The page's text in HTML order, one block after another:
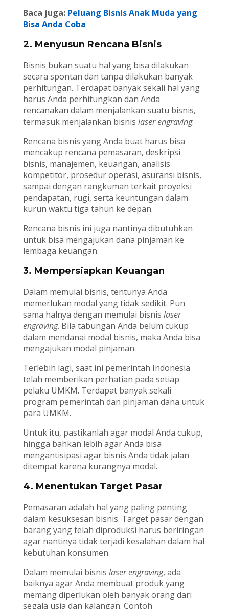
Baca juga: Peluang Bisnis Anak Muda yang
Bisa Anda Coba
2. Menyusun Rencana Bisnis
Bisnis bukan suatu hal yang bisa dilakukan
secara spontan dan tanpa dilakukan banyak
perhitungan. Terdapat banyak sekali hal yang
harus Anda perhitungkan dan Anda
rencanakan dalam menjalankan suatu bisnis,
termasuk menjalankan bisnis laser engraving.
Rencana bisnis yang Anda buat harus bisa
mencakup rencana pemasaran, deskripsi
bisnis, manajemen, keuangan, analisis
kompetitor, prosedur operasi, asuransi bisnis,
sampai dengan rangkuman terkait proyeksi
pendapatan, rugi, serta keuntungan dalam
kurun waktu tiga tahun ke depan.
Rencana bisnis ini juga nantinya dibutuhkan
untuk bisa mengajukan dana pinjaman ke
lembaga keuangan.
3. Mempersiapkan Keuangan
Dalam memulai bisnis, tentunya Anda
memerlukan modal yang tidak sedikit. Pun
sama halnya dengan memulai bisnis laser
engraving. Bila tabungan Anda belum cukup
dalam mendanai modal bisnis, maka Anda bisa
mengajukan modal pinjaman.
Terlebih lagi, saat ini pemerintah Indonesia
telah memberikan perhatian pada setiap
pelaku UMKM. Terdapat banyak sekali
program pemerintah dan pinjaman dana untuk
para UMKM.
Untuk itu, pastikanlah agar modal Anda cukup,
hingga bahkan lebih agar Anda bisa
mengantisipasi agar bisnis Anda tidak jalan
ditempat karena kurangnya modal.
4. Menentukan Target Pasar
Pemasaran adalah hal yang paling penting
dalam kesuksesan bisnis. Target pasar dengan
barang yang telah diproduksi harus beriringan
agar nantinya tidak terjadi kesalahan dalam hal
kebutuhan konsumen.
Dalam memulai bisnis laser engraving, ada
baiknya agar Anda membuat produk yang
memang diperlukan oleh banyak orang dari
segala usia dan kalangan. Contoh